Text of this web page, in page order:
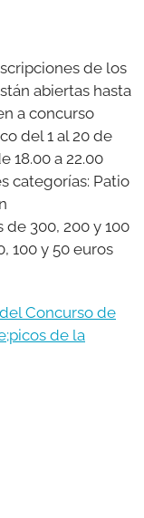
de los
abiertas hasta
a concurso
del 1 al 20 de
18.00 a 22.00
categorías: Patio
300, 200 y 100
100 y 50 euros
Concurso de
de la